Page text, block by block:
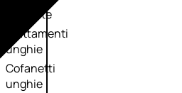
Solvente
Trattamenti
unghie
Cofanetti
unghie